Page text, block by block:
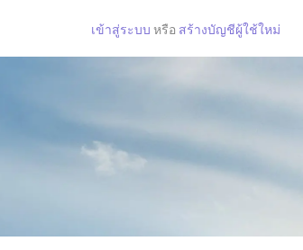
เข้าสู่ระบบ หรือ สร้างบัญชีผู้ใช้ใหม่